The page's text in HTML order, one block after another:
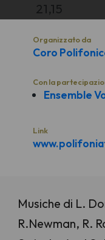
21,15
Organizzato da
Coro
Con la
Ensemble
Link
Musiche di L.
R.Newman, R.